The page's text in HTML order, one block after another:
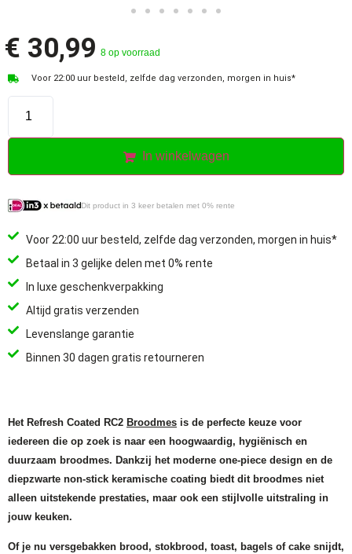
€ 30,99 8 op voorraad
Voor 22:00 uur besteld, zelfde dag verzonden, morgen in huis*
In winkelwagen
Dit product in 3 keer betalen met 0% rente
Voor 22:00 uur besteld, zelfde dag verzonden, morgen in huis*
Betaal in 3 gelijke delen met 0% rente
In luxe geschenkverpakking
Altijd gratis verzenden
Levenslange garantie
Binnen 30 dagen gratis retourneren
Het Refresh Coated RC2 Broodmes is de perfecte keuze voor
iedereen die op zoek is naar een hoogwaardig, hygiënisch en
duurzaam broodmes. Dankzij het moderne one-piece design en de
diepzwarte non-stick keramische coating biedt dit broodmes niet
alleen uitstekende prestaties, maar ook een stijlvolle uitstraling in
jouw keuken.
Of je nu versgebakken brood, stokbrood, toast, bagels of cake snijdt,